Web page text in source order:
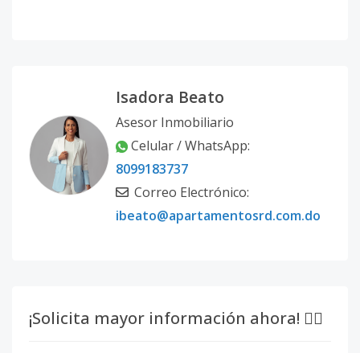
Isadora Beato
Asesor Inmobiliario
Celular / WhatsApp:
8099183737
Correo Electrónico:
ibeato@apartamentosrd.com.do
¡Solicita mayor información ahora! 👇🏽